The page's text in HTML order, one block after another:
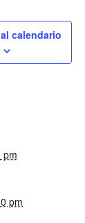
calendario
pm
pm